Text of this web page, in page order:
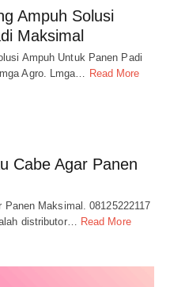
Ampuh Solusi
Maksimal
Ampuh Untuk Panen Padi
Agro. Lmga… Read More
Cabe Agar Panen
Panen Maksimal. 08125222117
distributor… Read More